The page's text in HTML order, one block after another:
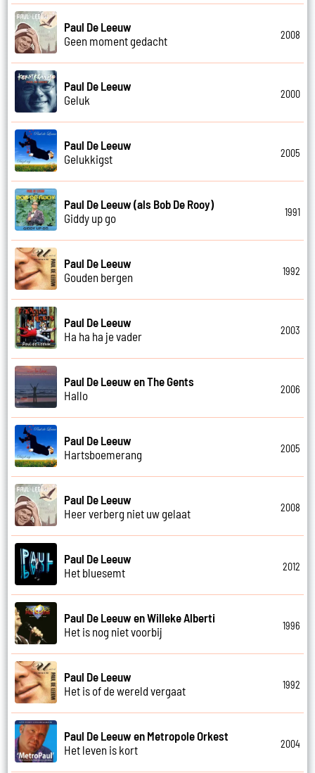
Paul De Leeuw
Geen moment gedacht
2008
Paul De Leeuw
Geluk
2000
Paul De Leeuw
Gelukkigst
2005
Paul De Leeuw (als Bob De Rooy)
Giddy up go
1991
Paul De Leeuw
Gouden bergen
1992
Paul De Leeuw
Ha ha ha je vader
2003
Paul De Leeuw en The Gents
Hallo
2006
Paul De Leeuw
Hartsboemerang
2005
Paul De Leeuw
Heer verberg niet uw gelaat
2008
Paul De Leeuw
Het bluesemt
2012
Paul De Leeuw en Willeke Alberti
Het is nog niet voorbij
1996
Paul De Leeuw
Het is of de wereld vergaat
1992
Paul De Leeuw en Metropole Orkest
Het leven is kort
2004